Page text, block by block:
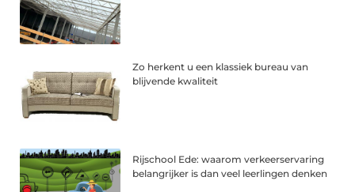
Zo herkent u een klassiek bureau van
blijvende kwaliteit
Rijschool Ede: waarom verkeerservaring
belangrijker is dan veel leerlingen denken